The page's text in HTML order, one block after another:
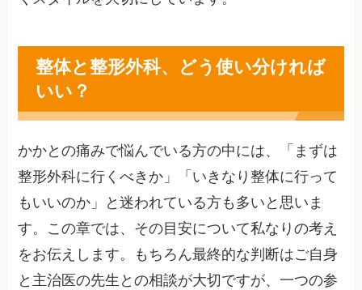
整体と整形外科、どう使い分ければ
いい？
かかとの痛みで悩んでいる方の中には、「まずは
整形外科に行くべきか」「いきなり整体に行って
もいいのか」と迷われている方も多いと思いま
す。この章では、その目安について私なりの考え
をお伝えします。もちろん最終的な判断はご自身
と主治医の先生との相談が大切ですが、一つの参